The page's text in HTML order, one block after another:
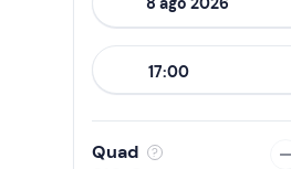
forward
to
interact
with
17:00
Quad